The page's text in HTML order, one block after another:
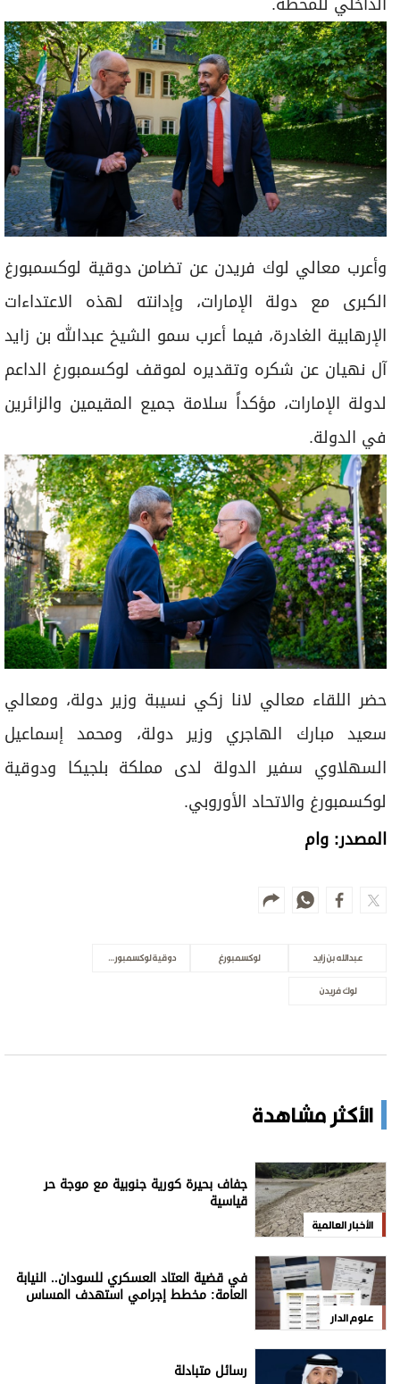
وأعرب معالي لوك فريدن عن تضامن دوقية لوكسمبورغ
الكبرى مع دولة الإمارات، وإدانته لهذه الاعتداءات
الإرهابية الغادرة، فيما أعرب سمو الشيخ عبدالله بن زايد
آل نهيان عن شكره وتقديره لموقف لوكسمبورغ الداعم
لدولة الإمارات، مؤكداً سلامة جميع المقيمين والزائرين
في الدولة.
حضر اللقاء معالي لانا زكي نسيبة وزير دولة، ومعالي
سعيد مبارك الهاجري وزير دولة، ومحمد إسماعيل
السهلاوي سفير الدولة لدى مملكة بلجيكا ودوقية
لوكسمبورغ والاتحاد الأوروبي.
المصدر: وام
عبدالله بن زايد لوكسمبورغ دوقية لوكسمبورغ الكبرى
لوك فريدن
الأكثر مشاهدة
الأخبار العالمية
جفاف بحيرة كورية جنوبية مع موجة حر
قياسية
علوم الدار
في قضية العتاد العسكري للسودان.. النيابة
العامة: مخطط إجرامي استهدف المساس
رسائل متبادلة